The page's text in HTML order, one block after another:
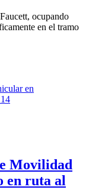
ocupando
en el tramo
Movilidad
en ruta al